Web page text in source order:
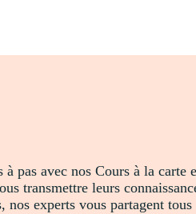
pas avec nos Cours à la
transmettre leurs
experts vous partagent tous